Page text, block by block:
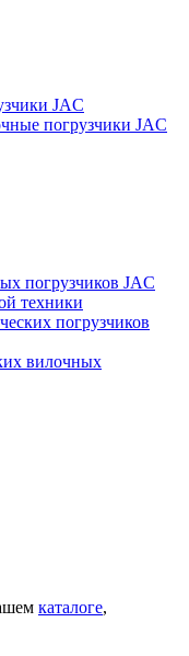
JAC
погрузчики JAC
погрузчиков JAC
техники
погрузчиков
вилочных
каталоге,